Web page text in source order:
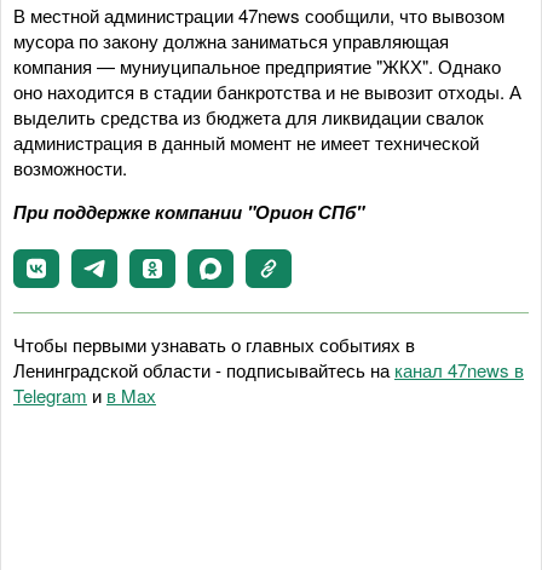
В местной администрации 47news сообщили, что вывозом
мусора по закону должна заниматься управляющая
компания — муниуципальное предприятие "ЖКХ". Однако
оно находится в стадии банкротства и не вывозит отходы. А
выделить средства из бюджета для ликвидации свалок
администрация в данный момент не имеет технической
возможности.
При поддержке компании "Орион СПб"
Чтобы первыми узнавать о главных событиях в
Ленинградской области - подписывайтесь на канал 47news в
Telegram и в Maх